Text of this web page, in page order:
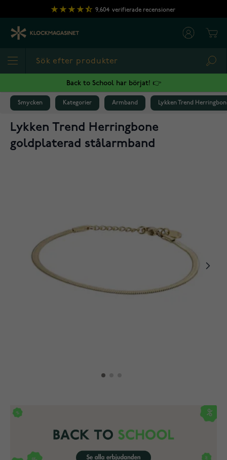
Hoppa till innehållet
9,604 verifierade recensioner
Back to School har börjat! 👉
Smycken Kategorier Armband Lykken Trend
Lykken Trend Herringbone
goldplaterad stålarmband